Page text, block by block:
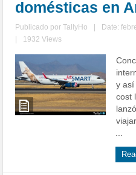
domésticas en
Publicado porTallyHo Date:
1932 Views
y así
cost
...